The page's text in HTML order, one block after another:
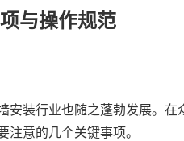
与操作规范
装行业也随之蓬勃发展。
意的几个关键事项。